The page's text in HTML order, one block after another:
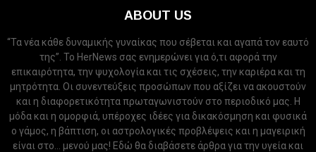
ABOUT US
“Τα νέα κάθε δυναμικής γυναίκας που σέβεται και αγαπά τον εαυτό
της”. Το HerNews σας ενημερώνει για ό,τι αφορά την
επικαιρότητα, την ψυχολογία και τις σχέσεις, την καριέρα και τη
μητρότητα. Οι συνεντεύξεις προσώπων που αξίζει να ακουστούν
και η διαφορετικότητα πρωταγωνιστούν στο περιοδικό μας. Η
μόδα και η ομορφιά, υπέροχες ιδέες για δικακόσμηση και φυσικά
ο γάμος, η βάπτιση, οι αστρολογικές προβλέψεις και η μαγειρική
είναι στο... μενού μας! Εδώ θα διαβάσετε άρθρα για την υγεία και